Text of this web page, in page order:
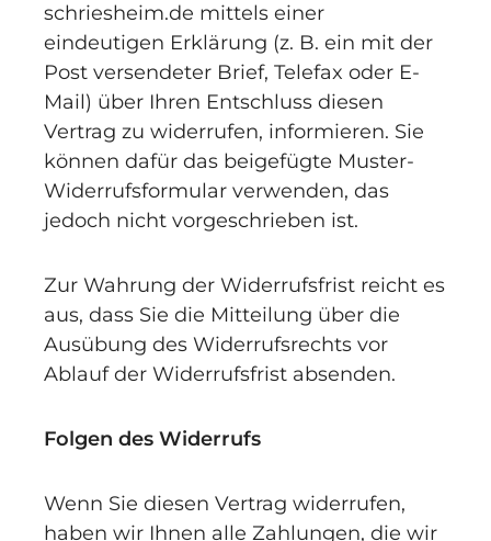
schriesheim.de mittels einer
eindeutigen Erklärung (z. B. ein mit der
Post versendeter Brief, Telefax oder E-
Mail) über Ihren Entschluss diesen
Vertrag zu widerrufen, informieren. Sie
können dafür das beigefügte Muster-
Widerrufsformular verwenden, das
jedoch nicht vorgeschrieben ist.
Zur Wahrung der Widerrufsfrist reicht es
aus, dass Sie die Mitteilung über die
Ausübung des Widerrufsrechts vor
Ablauf der Widerrufsfrist absenden.
Folgen des Widerrufs
Wenn Sie diesen Vertrag widerrufen,
haben wir Ihnen alle Zahlungen, die wir